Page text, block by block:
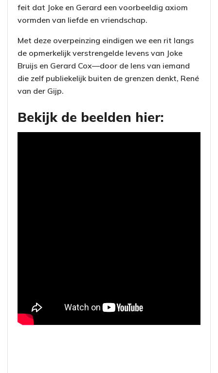
feit dat Joke en Gerard een voorbeeldig axiom
vormden van liefde en vriendschap.
Met deze overpeinzing eindigen we een rit langs
de opmerkelijk verstrengelde levens van Joke
Bruijs en Gerard Cox—door de lens van iemand
die zelf publiekelijk buiten de grenzen denkt, René
van der Gijp.
Bekijk de beelden hier: